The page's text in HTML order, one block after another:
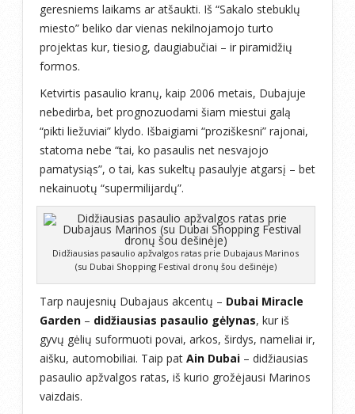
geresniems laikams ar atšaukti. Iš “Sakalo stebuklų
miesto” beliko dar vienas nekilnojamojo turto
projektas kur, tiesiog, daugiabučiai – ir piramidžių
formos.
Ketvirtis pasaulio kranų, kaip 2006 metais, Dubajuje
nebedirba, bet prognozuodami šiam miestui galą
“pikti liežuviai” klydo. Išbaigiami “proziškesni” rajonai,
statoma nebe “tai, ko pasaulis net nesvajojo
pamatysiąs”, o tai, kas sukeltų pasaulyje atgarsį – bet
nekainuotų “supermilijardų”.
Didžiausias pasaulio apžvalgos ratas prie Dubajaus Marinos
(su Dubai Shopping Festival dronų šou dešinėje)
Tarp naujesnių Dubajaus akcentų – Dubai Miracle
Garden – didžiausias pasaulio gėlynas, kur iš
gyvų gėlių suformuoti povai, arkos, širdys, nameliai ir,
aišku, automobiliai. Taip pat Ain Dubai – didžiausias
pasaulio apžvalgos ratas, iš kurio grožėjausi Marinos
vaizdais.